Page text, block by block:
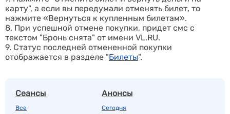
карту", а если вы передумали отменять билет, то
нажмите «Вернуться к купленным билетам».
8. При успешной отмене покупки, придет смс с
текстом "Бронь снята" от имени VL.RU.
9. Статус последней отмененной покупки
отображается в разделе "Билеты".
Сеансы
Все
Анонсы
Сегодня